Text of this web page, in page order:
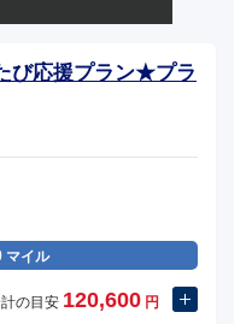
応援プラン★プラ
マイル
の目安 120,600 円